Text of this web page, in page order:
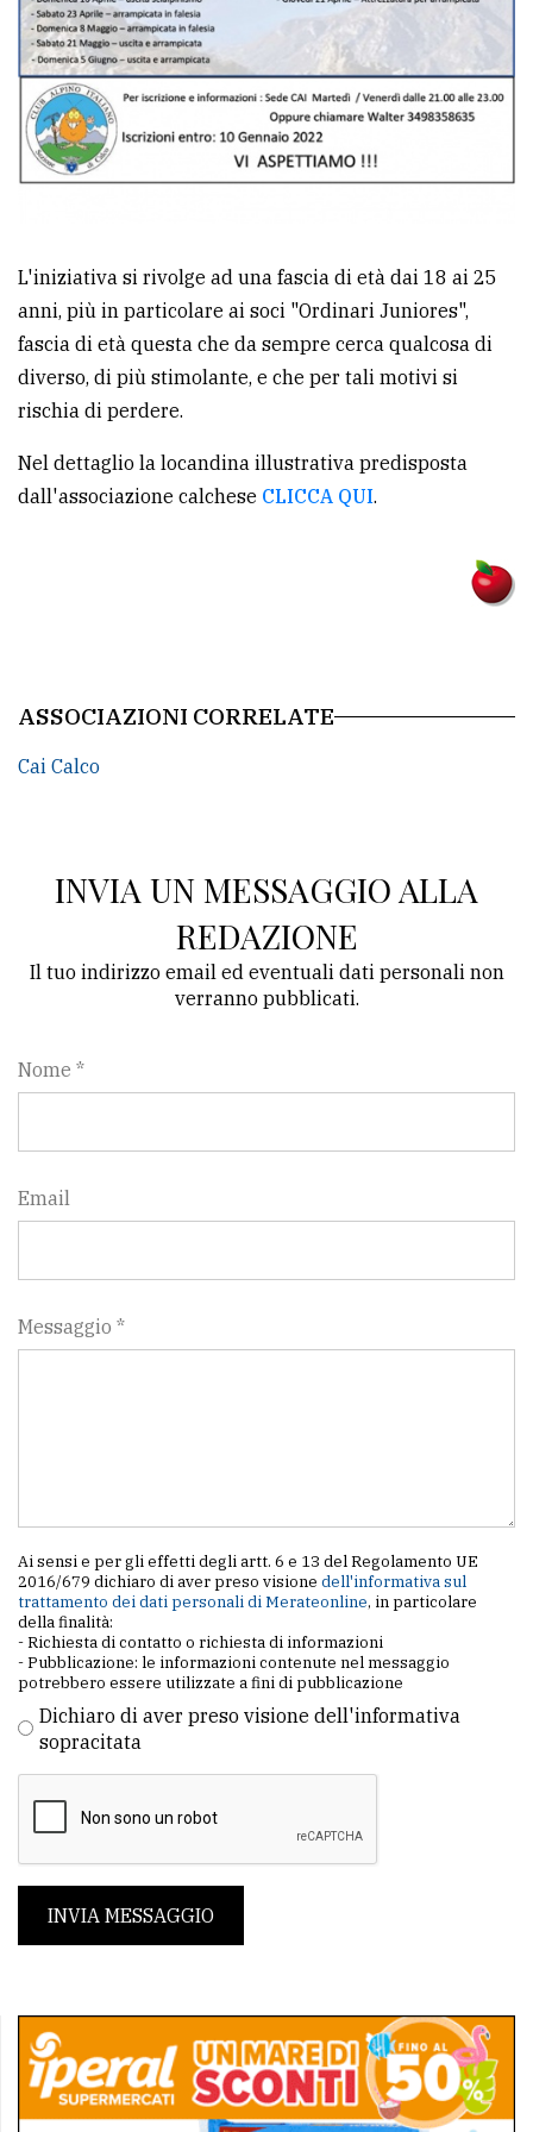
policy
L'iniziativa si rivolge ad una fascia di età dai 18 ai 25
anni, più in particolare ai soci "Ordinari Juniores",
fascia di età questa che da sempre cerca qualcosa di
diverso, di più stimolante, e che per tali motivi si
rischia di perdere.
Nel dettaglio la locandina illustrativa predisposta
dall'associazione calchese CLICCA QUI.
ASSOCIAZIONI CORRELATE
Cai Calco
INVIA UN MESSAGGIO ALLA
REDAZIONE
Il tuo indirizzo email ed eventuali dati personali non
verranno pubblicati.
Nome *
Email
Messaggio *
Ai sensi e per gli effetti degli artt. 6 e 13 del Regolamento UE
2016/679 dichiaro di aver preso visione dell'informativa sul
trattamento dei dati personali di Merateonline, in particolare
della finalità:
- Richiesta di contatto o richiesta di informazioni
- Pubblicazione: le informazioni contenute nel messaggio
potrebbero essere utilizzate a fini di pubblicazione
Dichiaro di aver preso visione dell'informativa
sopracitata
INVIA MESSAGGIO